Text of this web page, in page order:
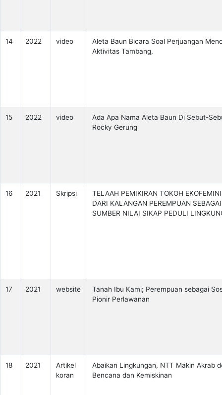
14 2022 video
Aleta Baun Bicara Soal Perjuangan
Aktivitas Tambang,
15 2022 video
Ada Apa Nama Aleta Baun Di Sebut-
Rocky Gerung
16 2021 Skripsi
TELAAH PEMIKIRAN TOKOH
DARI KALANGAN PEREMPUAN SEBAGAI
SUMBER NILAI SIKAP PEDULI
17 2021 website
Tanah Ibu Kami; Perempuan sebagai
Pionir Perlawanan
18 2021
Artikel
koran
Abaikan Lingkungan, NTT Makin Akrab
Bencana dan Kemiskinan